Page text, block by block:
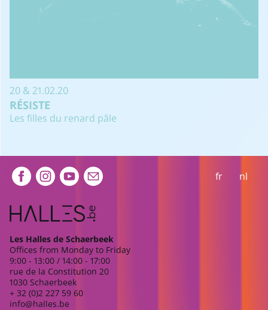
20 & 21.02.20
RÉSISTE
Les filles du renard pâle
Extra navigation fr nl
Les Halles de Schaerbeek
Offices from Monday to Friday
9:00 - 13:00 / 14:00 - 17:00
rue de la Constitution 20
1030 Schaerbeek
+ 32 (0)2 227 59 60
info@halles.be